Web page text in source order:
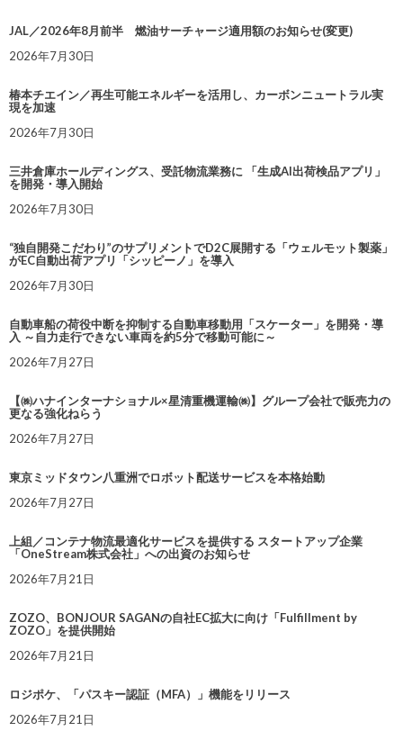
JAL／2026年8月前半 燃油サーチャージ適用額のお知らせ(変更)
2026年7月30日
椿本チエイン／再生可能エネルギーを活用し、カーボンニュートラル実
現を加速
2026年7月30日
三井倉庫ホールディングス、受託物流業務に 「生成AI出荷検品アプリ」
を開発・導入開始
2026年7月30日
“独自開発こだわり”のサプリメントでD2C展開する「ウェルモット製薬」
がEC自動出荷アプリ「シッピーノ」を導入
2026年7月30日
自動車船の荷役中断を抑制する自動車移動用「スケーター」を開発・導
入 ～自力走行できない車両を約5分で移動可能に～
2026年7月27日
【㈱ハナインターナショナル×星清重機運輸㈱】グループ会社で販売力の
更なる強化ねらう
2026年7月27日
東京ミッドタウン八重洲でロボット配送サービスを本格始動
2026年7月27日
上組／コンテナ物流最適化サービスを提供する スタートアップ企業
「OneStream株式会社」への出資のお知らせ
2026年7月21日
ZOZO、BONJOUR SAGANの自社EC拡大に向け「Fulfillment by
ZOZO」を提供開始
2026年7月21日
ロジポケ、「パスキー認証（MFA）」機能をリリース
2026年7月21日